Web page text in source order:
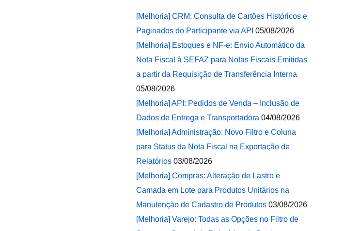
[Melhoria] CRM: Consulta de Cartões Históricos e
Paginados do Participante via API 05/08/2026
[Melhoria] Estoques e NF-e: Envio Automático da
Nota Fiscal à SEFAZ para Notas Fiscais Emitidas
a partir da Requisição de Transferência Interna
05/08/2026
[Melhoria] API: Pedidos de Venda – Inclusão de
Dados de Entrega e Transportadora 04/08/2026
[Melhoria] Administração: Novo Filtro e Coluna
para Status da Nota Fiscal na Exportação de
Relatórios 03/08/2026
[Melhoria] Compras: Alteração de Lastro e
Camada em Lote para Produtos Unitários na
Manutenção de Cadastro de Produtos 03/08/2026
[Melhoria] Varejo: Todas as Opções no Filtro de